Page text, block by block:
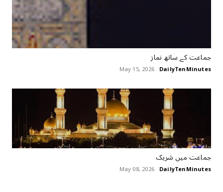
جماعت کے ساتھ نماز
DailyTenMinutes
May 15, 2026
جماعت میں شریک
DailyTenMinutes
May 08, 2026